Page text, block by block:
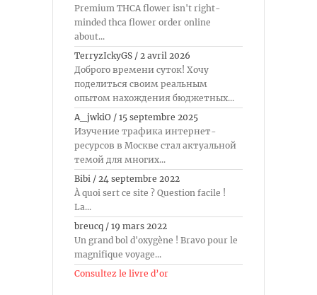
Premium THCA flower isn't right-
minded thca flower order online
about...
TerryzIckyGS / 2 avril 2026
Доброго времени суток! Хочу
поделиться своим реальным
опытом нахождения бюджетных...
A_jwkiO / 15 septembre 2025
Изучение трафика интернет-
ресурсов в Москве стал актуальной
темой для многих...
Bibi / 24 septembre 2022
À quoi sert ce site ? Question facile !
La...
breucq / 19 mars 2022
Un grand bol d'oxygène ! Bravo pour le
magnifique voyage...
Consultez le livre d’or